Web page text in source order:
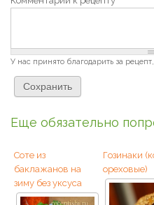
У нас принято благодарить за
Еще обязательно
Соте из
баклажанов на
зиму без уксуса
Гозинаки
ореховые)